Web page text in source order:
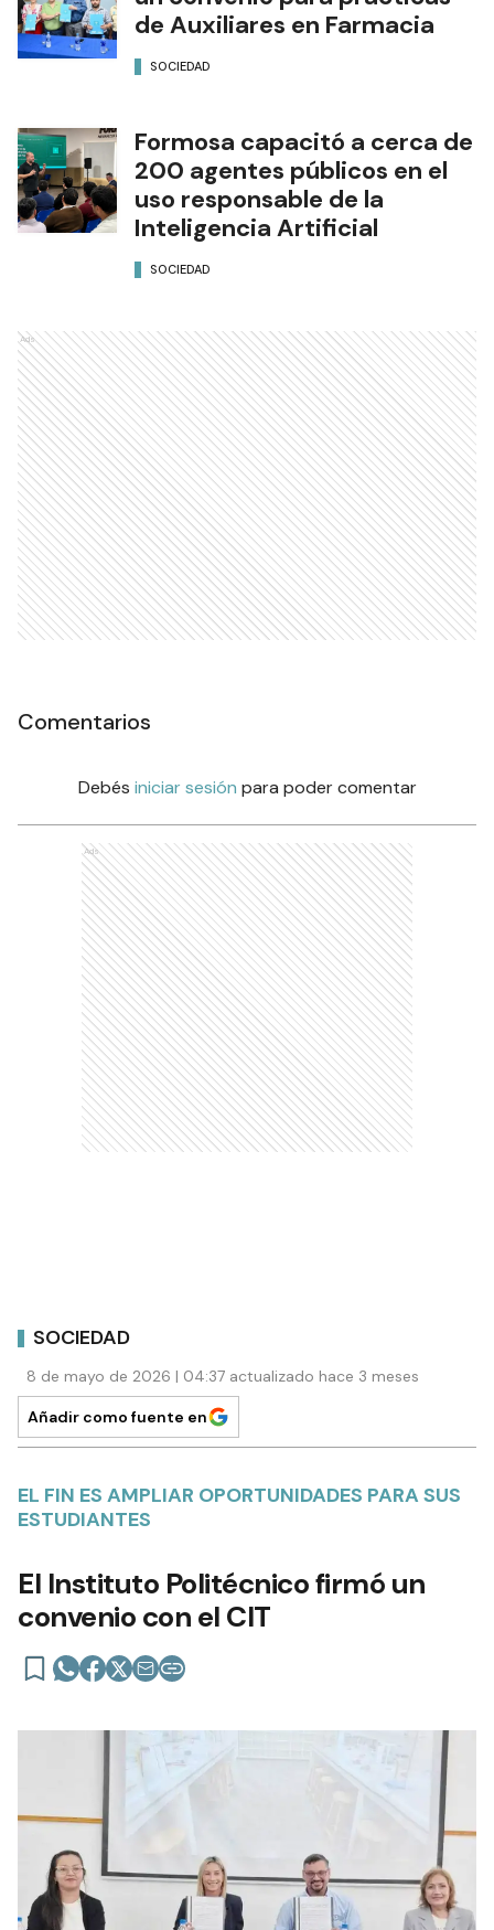
de Auxiliares en Farmacia
SOCIEDAD
Formosa capacitó a cerca de
200 agentes públicos en el
uso responsable de la
Inteligencia Artificial
SOCIEDAD
Ads
Comentarios
Debés iniciar sesión para poder comentar
Ads
SOCIEDAD
8 de mayo de 2026 | 04:37 actualizado hace 3 meses
Añadir como fuente en
EL FIN ES AMPLIAR OPORTUNIDADES PARA SUS
ESTUDIANTES
El Instituto Politécnico firmó un
convenio con el CIT